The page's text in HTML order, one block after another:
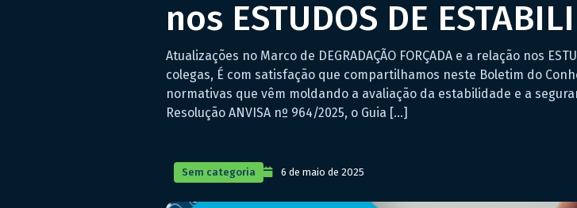
nos ESTUDOS DE
Atualizações no Marco de DEGRADAÇÃO FORÇADA e a relação nos
colegas, É com satisfação que compartilhamos neste Boletim do
normativas que vêm moldando a avaliação da estabilidade e a
Resolução ANVISA nº 964/2025, o Guia […]
Sem categoria 6 de maio de 2025